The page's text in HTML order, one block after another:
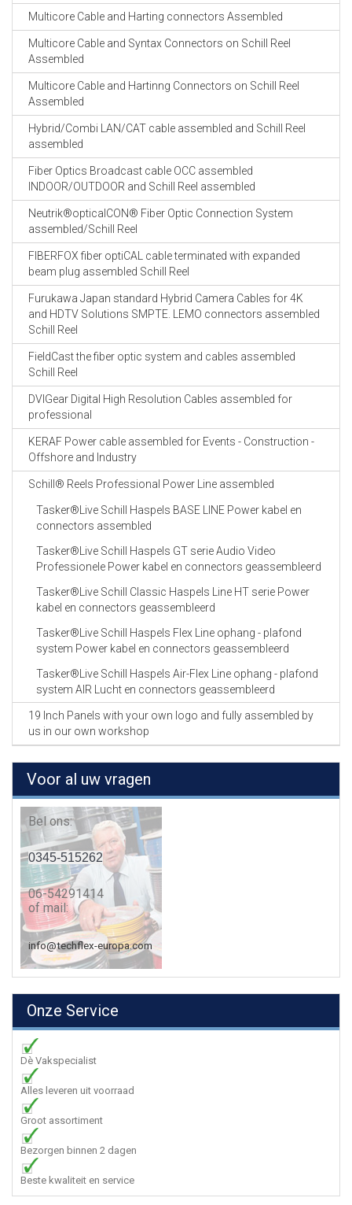
Multicore Cable and Harting connectors Assembled
Multicore Cable and Syntax Connectors on Schill Reel
Assembled
Multicore Cable and Hartinng Connectors on Schill Reel
Assembled
Hybrid/Combi LAN/CAT cable assembled and Schill Reel
assembled
Fiber Optics Broadcast cable OCC assembled
INDOOR/OUTDOOR and Schill Reel assembled
Neutrik®opticalCON® Fiber Optic Connection System
assembled/Schill Reel
FIBERFOX fiber optiCAL cable terminated with expanded
beam plug assembled Schill Reel
Furukawa Japan standard Hybrid Camera Cables for 4K
and HDTV Solutions SMPTE. LEMO connectors assembled
Schill Reel
FieldCast the fiber optic system and cables assembled
Schill Reel
DVIGear Digital High Resolution Cables assembled for
professional
KERAF Power cable assembled for Events - Construction -
Offshore and Industry
Schill® Reels Professional Power Line assembled
Tasker®Live Schill Haspels BASE LINE Power kabel en
connectors assembled
Tasker®Live Schill Haspels GT serie Audio Video
Professionele Power kabel en connectors geassembleerd
Tasker®Live Schill Classic Haspels Line HT serie Power
kabel en connectors geassembleerd
Tasker®Live Schill Haspels Flex Line ophang - plafond
system Power kabel en connectors geassembleerd
Tasker®Live Schill Haspels Air-Flex Line ophang - plafond
system AIR Lucht en connectors geassembleerd
19 Inch Panels with your own logo and fully assembled by
us in our own workshop
Voor al uw vragen
Bel ons:
0345-515262
06-54291414
of mail:
info@techflex-europa.com
Onze Service
Dè Vakspecialist
Alles leveren uit voorraad
Groot assortiment
Bezorgen binnen 2 dagen
Beste kwaliteit en service